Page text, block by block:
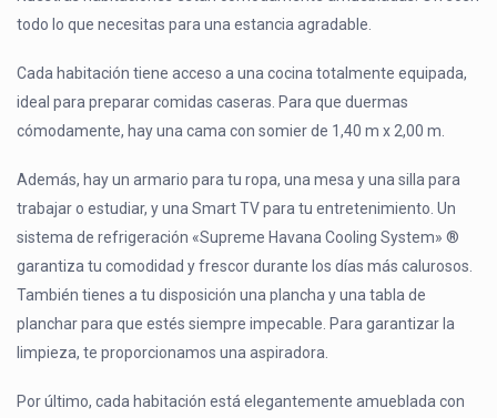
todo lo que necesitas para una estancia agradable.
Cada habitación tiene acceso a una cocina totalmente equipada,
ideal para preparar comidas caseras. Para que duermas
cómodamente, hay una cama con somier de 1,40 m x 2,00 m.
Además, hay un armario para tu ropa, una mesa y una silla para
trabajar o estudiar, y una Smart TV para tu entretenimiento. Un
sistema de refrigeración «Supreme Havana Cooling System» ®
garantiza tu comodidad y frescor durante los días más calurosos.
También tienes a tu disposición una plancha y una tabla de
planchar para que estés siempre impecable. Para garantizar la
limpieza, te proporcionamos una aspiradora.
Por último, cada habitación está elegantemente amueblada con